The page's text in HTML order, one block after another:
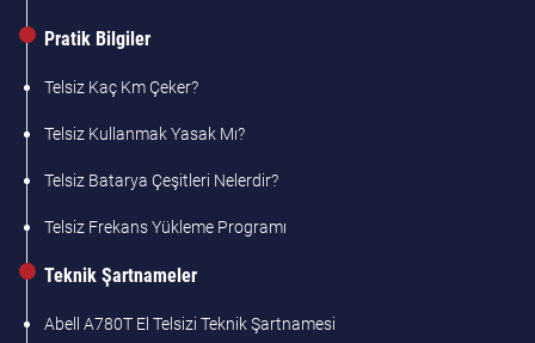
Pratik Bilgiler
Telsiz Kaç Km Çeker?
Telsiz Kullanmak Yasak Mı?
Telsiz Batarya Çeşitleri Nelerdir?
Telsiz Frekans Yükleme Programı
Teknik Şartnameler
Abell A780T El Telsizi Teknik Şartnamesi